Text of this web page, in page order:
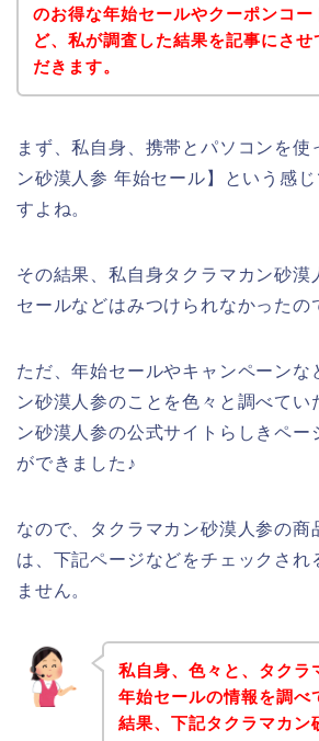
のお得な年始セールやクーポンコー
ど、私が調査した結果を記事にさせ
だきます。
まず、私自身、携帯とパソコンを使
ン砂漠人参 年始セール】という感
すよね。
その結果、私自身タクラマカン砂漠
セールなどはみつけられなかったの
ただ、年始セールやキャンペーンな
ン砂漠人参のことを色々と調べてい
ン砂漠人参の公式サイトらしきペー
ができました♪
なので、タクラマカン砂漠人参の商
は、下記ページなどをチェックされ
ません。
私自身、色々と、タクラ
年始セールの情報を調べ
結果、下記タクラマカン